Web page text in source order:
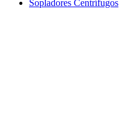
Sopladores Centrífugos